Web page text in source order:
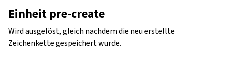
Einheit pre-create
Wird ausgelöst, gleich nachdem die neu erstellte
Zeichenkette gespeichert wurde.